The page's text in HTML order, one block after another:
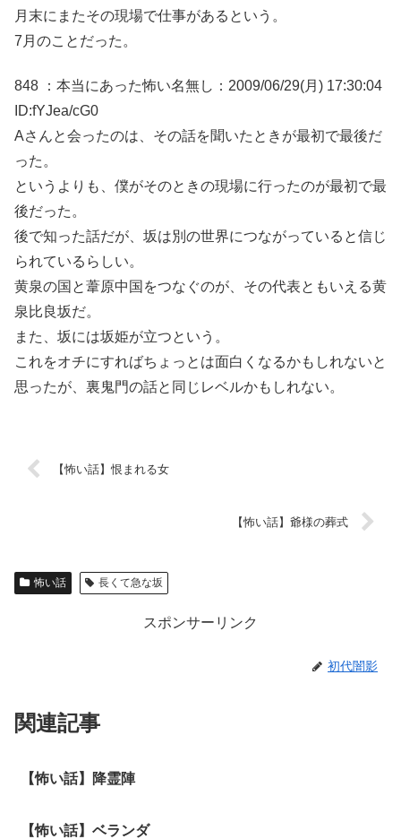
月末にまたその現場で仕事があるという。
7月のことだった。
848 ：本当にあった怖い名無し：2009/06/29(月) 17:30:04
ID:fYJea/cG0
Aさんと会ったのは、その話を聞いたときが最初で最後だ
った。
というよりも、僕がそのときの現場に行ったのが最初で最
後だった。
後で知った話だが、坂は別の世界につながっていると信じ
られているらしい。
黄泉の国と葦原中国をつなぐのが、その代表ともいえる黄
泉比良坂だ。
また、坂には坂姫が立つという。
これをオチにすればちょっとは面白くなるかもしれないと
思ったが、裏鬼門の話と同じレベルかもしれない。
【怖い話】恨まれる女
【怖い話】爺様の葬式
怖い話 長くて急な坂
スポンサーリンク
初代闇影
関連記事
【怖い話】降霊陣
【怖い話】ベランダ